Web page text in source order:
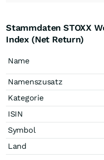
Stammdaten STOXX
Index (Net Return)
Name
Namenszusatz
Kategorie
ISIN
Symbol
Land